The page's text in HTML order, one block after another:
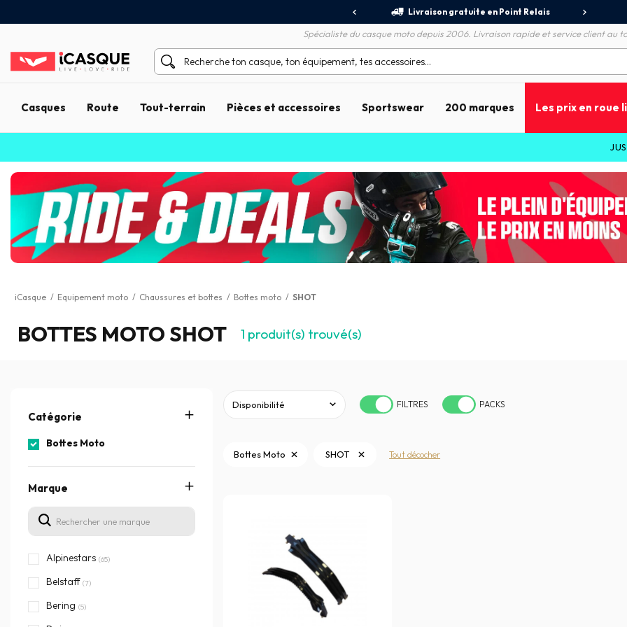
Livraison gratuite en Point Relais
Spécialiste du casque moto depuis 2006. Livraison rapide et service client au
Casques Route Tout-terrain Pièces et accessoires Sportswear 200 marques Les prix en roue
JUSQU'À
iCasque / Equipement moto / Chaussures et bottes / Bottes moto / SHOT
BOTTES MOTO SHOT 1 produit(s) trouvé(s)
Catégorie
Bottes Moto
Marque
Alpinestars (65)
Belstaff (7)
Bering (5)
FILTRES PACKS
Bottes Moto SHOT Tout décocher